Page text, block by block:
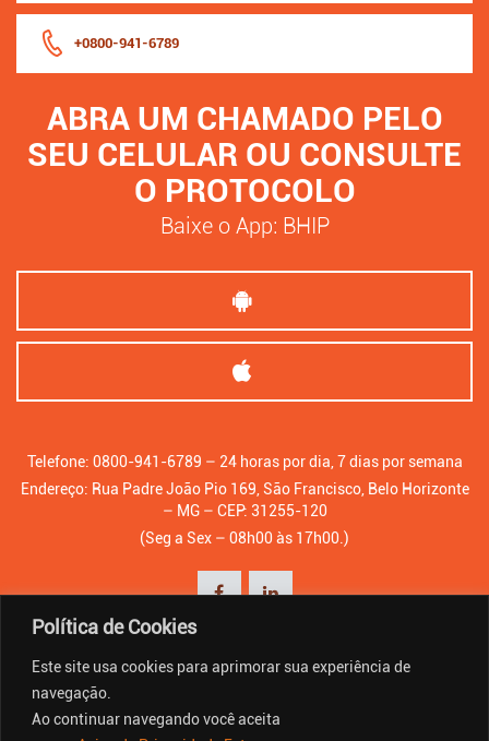
Política de Cookies
Este site usa cookies para aprimorar sua experiência de
navegação.
Ao continuar navegando você aceita
+0800-941-6789
ABRA UM CHAMADO PELO
SEU CELULAR OU CONSULTE
O PROTOCOLO
Baixe o App: BHIP
Telefone: 0800-941-6789 – 24 horas por dia, 7 dias por semana
Endereço: Rua Padre João Pio 169, São Francisco, Belo Horizonte
– MG – CEP: 31255-120
(Seg a Sex – 08h00 às 17h00.)
© Copyright - BHIP. Todos os direitos reservados.